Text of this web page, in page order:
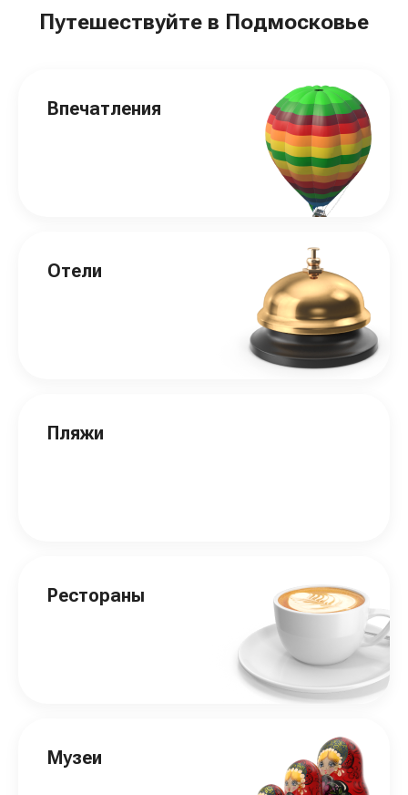
Путешествуйте в Подмосковье
Впечатления
Отели
Пляжи
Рестораны
Музеи